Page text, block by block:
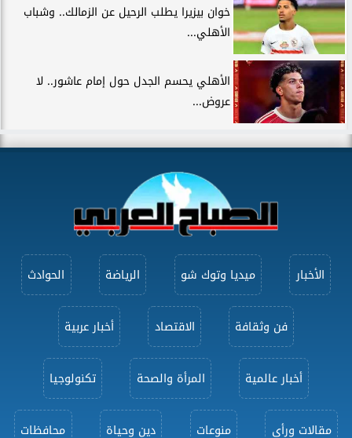
خوان بيزيرا يطلب الرحيل عن الزمالك.. وشباب
الأهلي...
الأهلي يحسم الجدل حول إمام عاشور.. لا
عروض...
الأخبار ميديا وتوك شو الرياضة الحوادث
فن وثقافة الاقتصاد أخبار عربية
أخبار عالمية المرأة والصحة تكنولوجيا
مقالات ورأى منوعات دين وحياة محافظات